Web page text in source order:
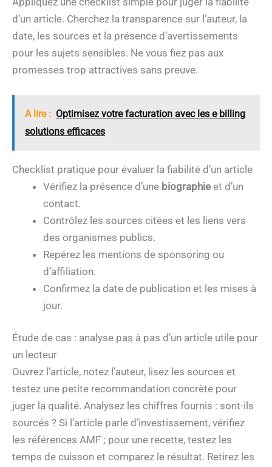
d’un article. Cherchez la transparence sur l’auteur, la
date, les sources et la présence d’avertissements
pour les sujets sensibles. Ne vous fiez pas aux
promesses trop attractives sans preuve.
A lire : Optimisez votre facturation avec les e billing
solutions efficaces
Checklist pratique pour évaluer la fiabilité d’un article
Vérifiez la présence d’une biographie et d’un
contact.
Contrôlez les sources citées et les liens vers
des organismes publics.
Repérez les mentions de sponsoring ou
d’affiliation.
Confirmez la date de publication et les mises à
jour.
Étude de cas : analyse pas à pas d’un article utile pour
un lecteur
Ouvrez l’article, notez l’auteur, lisez les sources et
testez une petite recommandation concrète pour
juger la qualité. Analysez les chiffres fournis : sont-ils
sourcés ? Si l’article parle d’investissement, vérifiez
les références AMF ; pour une recette, testez les
temps de cuisson et comparez le résultat. Retirez les